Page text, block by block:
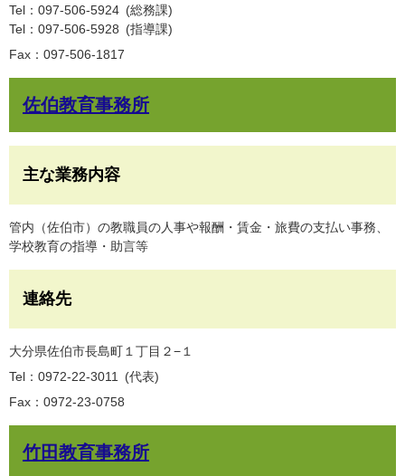
Tel：097-506-5924
総務課
Tel：097-506-5928
指導課
Fax：097-506-1817
佐伯教育事務所
主な業務内容
管内（佐伯市）の教職員の人事や報酬・賃金・旅費の支払い事務、
学校教育の指導・助言等
連絡先
大分県佐伯市長島町１丁目２−１
Tel：0972-22-3011
代表
Fax：0972-23-0758
竹田教育事務所